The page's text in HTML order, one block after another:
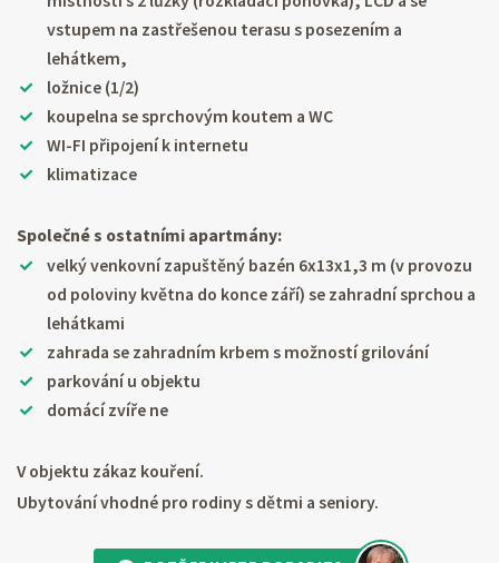
vstupem na zastřešenou terasu s posezením a
lehátkem,
ložnice (1/2)
koupelna se sprchovým koutem a WC
WI-FI připojení k internetu
klimatizace
Společné s ostatními apartmány:
velký venkovní zapuštěný bazén 6x13x1,3 m (v provozu
od poloviny května do konce září) se zahradní sprchou a
lehátkami
zahrada se zahradním krbem s možností grilování
parkování u objektu
domácí zvíře ne
V objektu zákaz kouření.
Ubytování vhodné pro rodiny s dětmi a seniory.